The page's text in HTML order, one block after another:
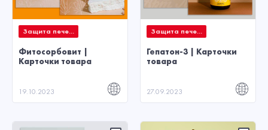
Защита пече...
Фитосорбовит |
Карточки товара
19.10.2023
Защита пече...
Гепатон-3 | Карточки
товара
27.09.2023